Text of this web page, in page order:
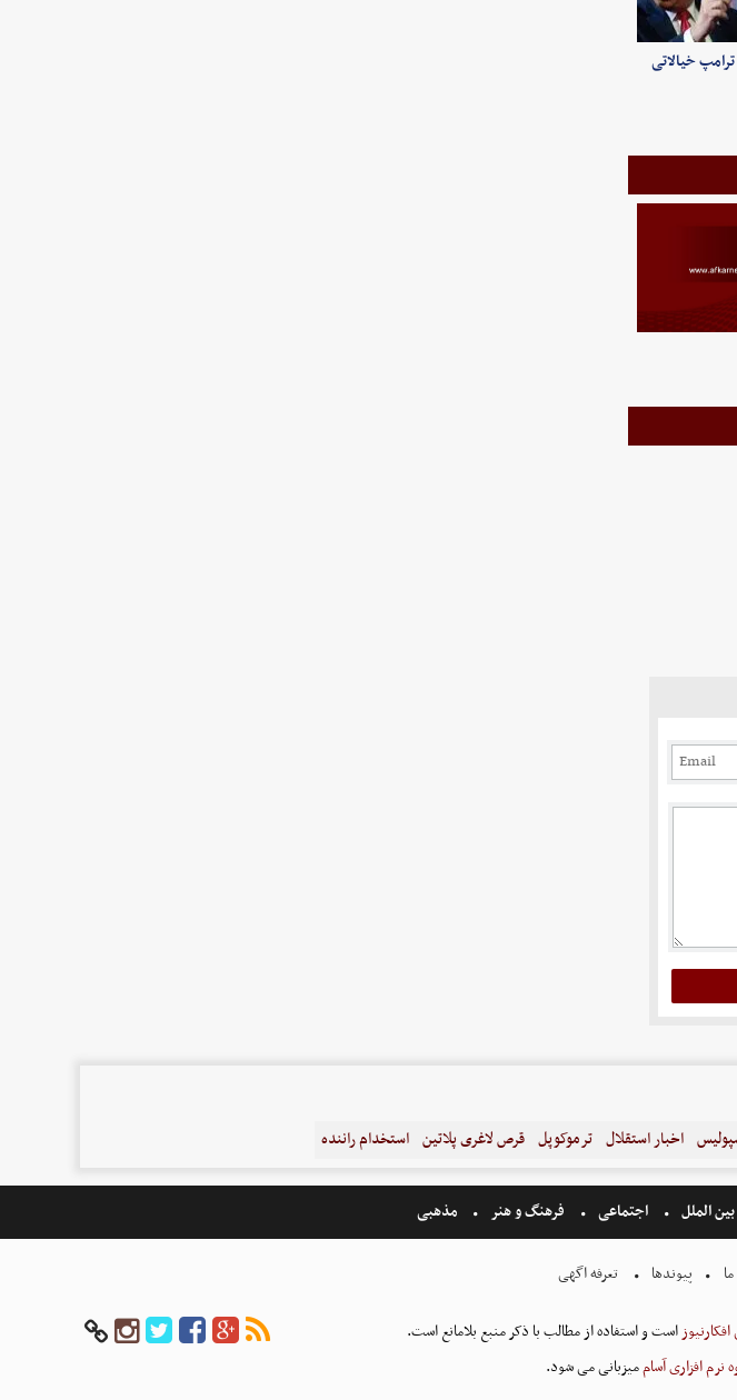
خیالاتی
اخبار استقلال ترموکوپل قرص لاغری پلاتین استخدام راننده
بین الملل اجتماعی فرهنگ و هنر مذهبی
پیوندها تعرفه اگهی
است و استفاده از مطالب با ذکر منبع بلامانع است.
نرم افزاری آساممیزبانی می شود.